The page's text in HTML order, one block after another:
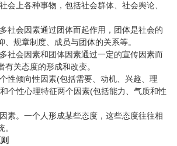
上各种事物，包括社会群体、社会舆论、
会因素通过团体而起作用，团体是社会的
、规章制度、成员与团体的关系等。
会因素和团体因素通过一定的宣传因素而
有关态度的形成和改变。
倾向性因素(包括需要、动机、兴趣、理
个性心理特征两个因素(包括能力、气质和性
。一个人形成某些态度，这些态度往往相